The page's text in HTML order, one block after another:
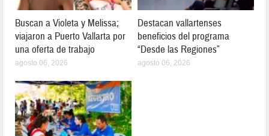
Buscan a Violeta y Melissa;
viajaron a Puerto Vallarta por
una oferta de trabajo
agosto 06, 2026
Destacan vallartenses
beneficios del programa
“Desde las Regiones”
agosto 06, 2026